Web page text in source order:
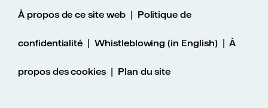
À propos de ce site web| Politique de
confidentialité | Whistleblowing (in English)|À
propos des cookies | Plan du site